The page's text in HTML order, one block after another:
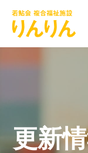
更新